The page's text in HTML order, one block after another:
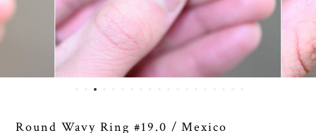
Round Wavy Ring #19.0 / Mexico